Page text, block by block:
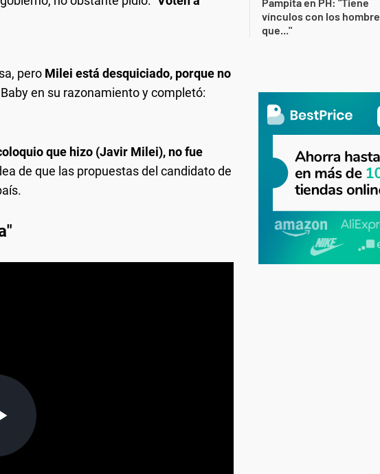
pero Milei está desquiciado, porque no
Baby en su razonamiento y completó:
que hizo (Javir Milei), no fue
de que las propuestas del candidato de
vínculos con los hombre
que..."